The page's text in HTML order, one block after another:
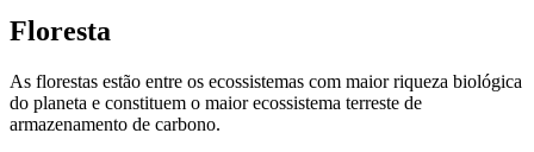
Floresta
As florestas estão entre os ecossistemas com maior riqueza biológica
do planeta e constituem o maior ecossistema terreste de
armazenamento de carbono.